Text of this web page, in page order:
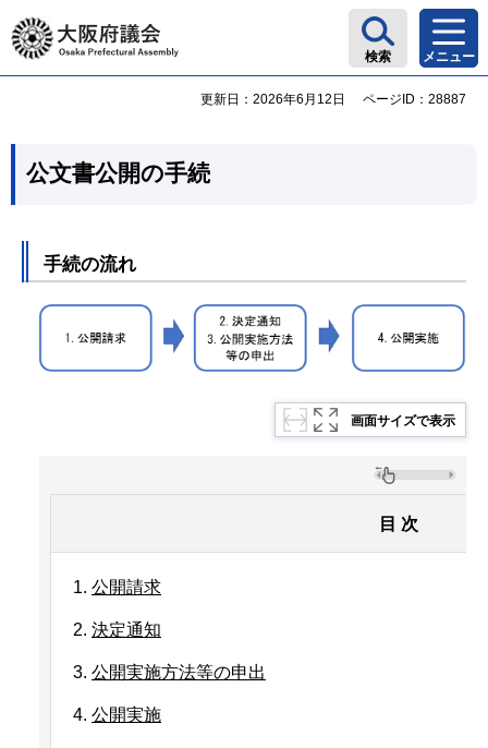
大阪府議会
検索 メニュー
更新日：2026年6月12日 ページID：28887
公文書公開の手続
手続の流れ
画面サイズで表示
目 次
公開請求
決定通知
公開実施方法等の申出
公開実施